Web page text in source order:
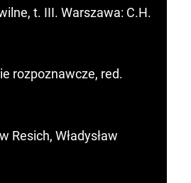
t. III. Warszawa: C.H.
rozpoznawcze, red.
Władysław